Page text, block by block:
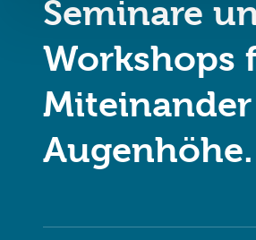
Seminare
Workshops
Augenhöhe.